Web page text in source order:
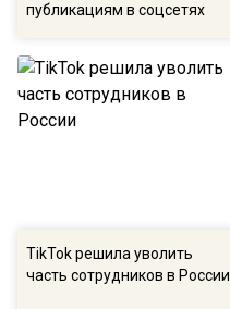
публикациям в соцсетях
TikTok решила уволить
часть сотрудников в России